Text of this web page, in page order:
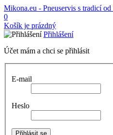
Mikona.eu - Pneuservis s tradicí
0
Košík je prázdný
Přihlášení
Účet mám a chci se přihlásit
E-mail
Heslo